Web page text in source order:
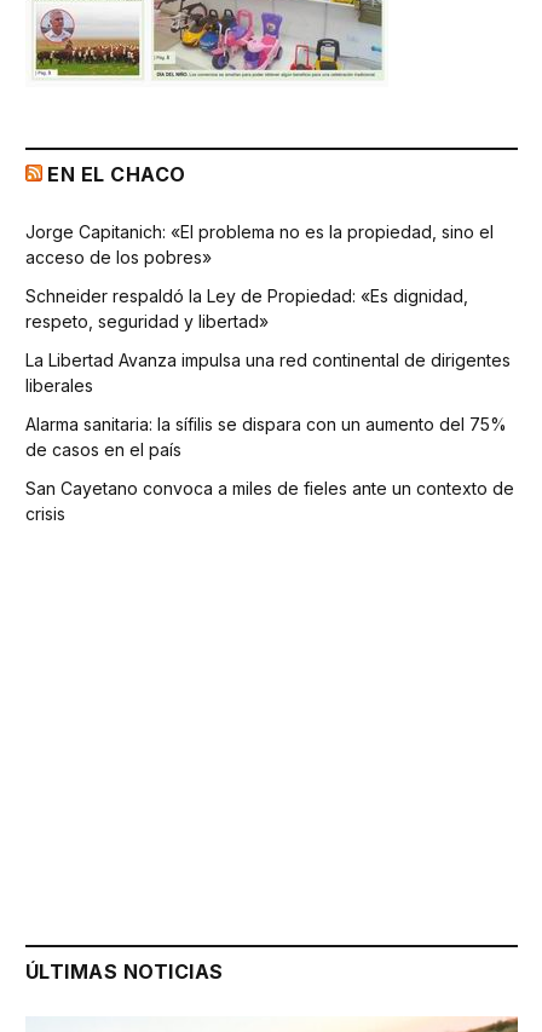
EN EL CHACO
Jorge Capitanich: «El problema no es la propiedad, sino el
acceso de los pobres»
Schneider respaldó la Ley de Propiedad: «Es dignidad,
respeto, seguridad y libertad»
La Libertad Avanza impulsa una red continental de dirigentes
liberales
Alarma sanitaria: la sífilis se dispara con un aumento del 75%
de casos en el país
San Cayetano convoca a miles de fieles ante un contexto de
crisis
ÚLTIMAS NOTICIAS